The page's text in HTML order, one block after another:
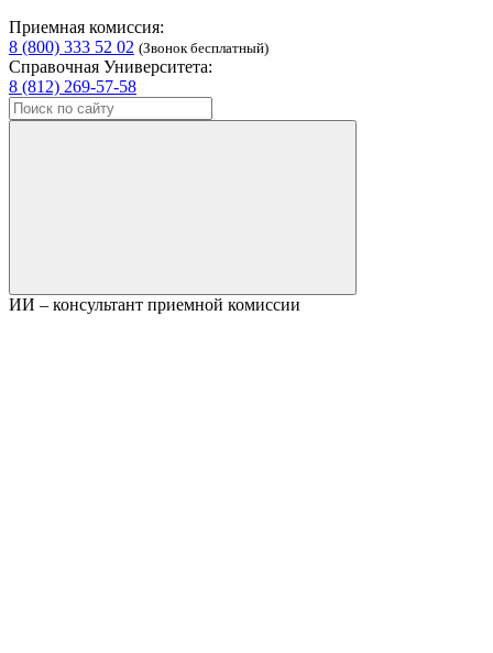
Приемная комиссия:
8 (800) 333 52 02 (Звонок бесплатный)
Справочная Университета:
8 (812) 269-57-58
ИИ – консультант приемной комиссии